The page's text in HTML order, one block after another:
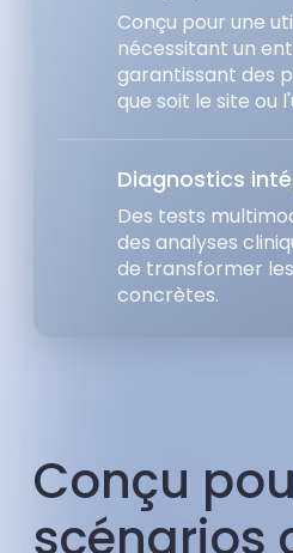
Conçu pour une
nécessitant un
garantissant des
que soit le site ou
Diagnostics
Des tests
des analyses
de transformer
concrètes.
Conçu
scénarios